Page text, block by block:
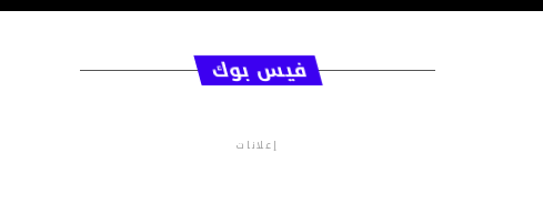
فيس بوك
إعلانات